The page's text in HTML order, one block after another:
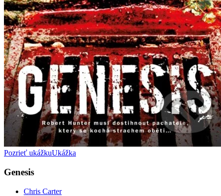
Pozrieť ukážkuUkážka
Genesis
Chris Carter